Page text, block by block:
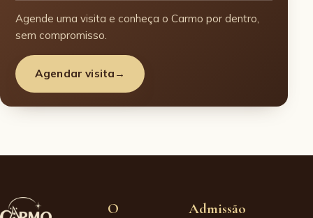
Agende uma visita e conheça o Carmo por dentro,
sem compromisso.
Agendar visita →
O
Admissão